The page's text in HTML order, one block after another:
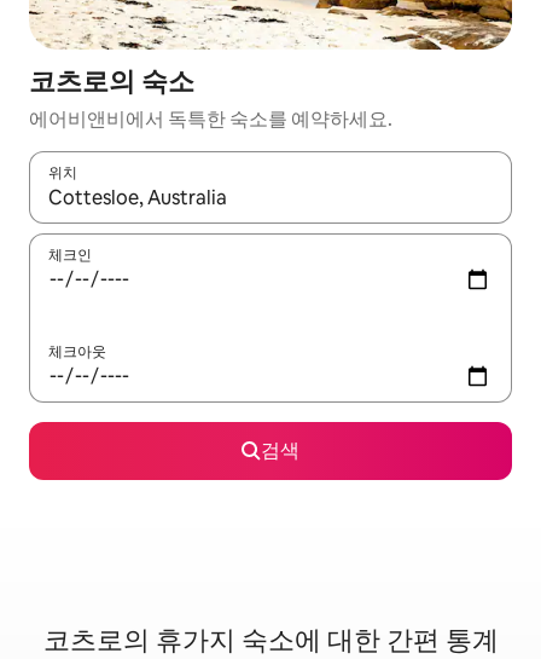
코츠로의 숙소
에어비앤비에서 독특한 숙소를 예약하세요.
위치
결과가 나오면 위·아래 화살표 키를 사용하거나 터치 또는 스와이
체크인
체크아웃
검색
코츠로의 휴가지 숙소에 대한 간편 통계